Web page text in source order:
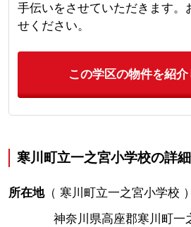
手伝いをさせていただきます。
せください。
この学区の物件を紹介
寒川町立一之宮小学校の詳
所在地（ 寒川町立一之宮小学校 ）
神奈川県高座郡寒川町一